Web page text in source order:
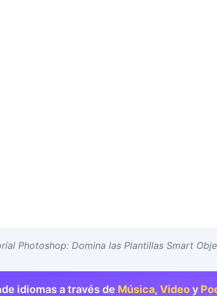
Photoshop: Domina las Plantillas Smart
idiomas a través de Música, Videoy